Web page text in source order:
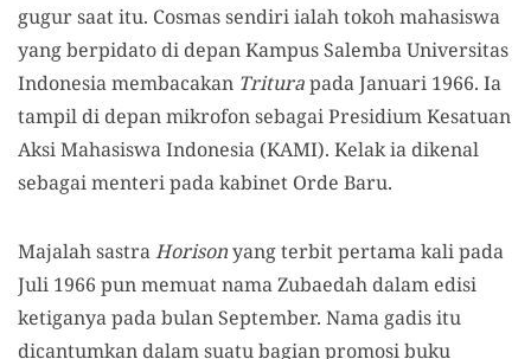
gugur saat itu. Cosmas sendiri ialah tokoh mahasiswa
yang berpidato di depan Kampus Salemba Universitas
Indonesia membacakan Triturapada Januari 1966. Ia
tampil di depan mikrofon sebagai Presidium Kesatuan
Aksi Mahasiswa Indonesia (KAMI). Kelak ia dikenal
sebagai menteri pada kabinet Orde Baru.
Majalah sastraHorisonyang terbit pertama kali pada
Juli 1966 pun memuat nama Zubaedah dalam edisi
ketiganya pada bulan September. Nama gadis itu
dicantumkan dalam suatu bagian promosi buku